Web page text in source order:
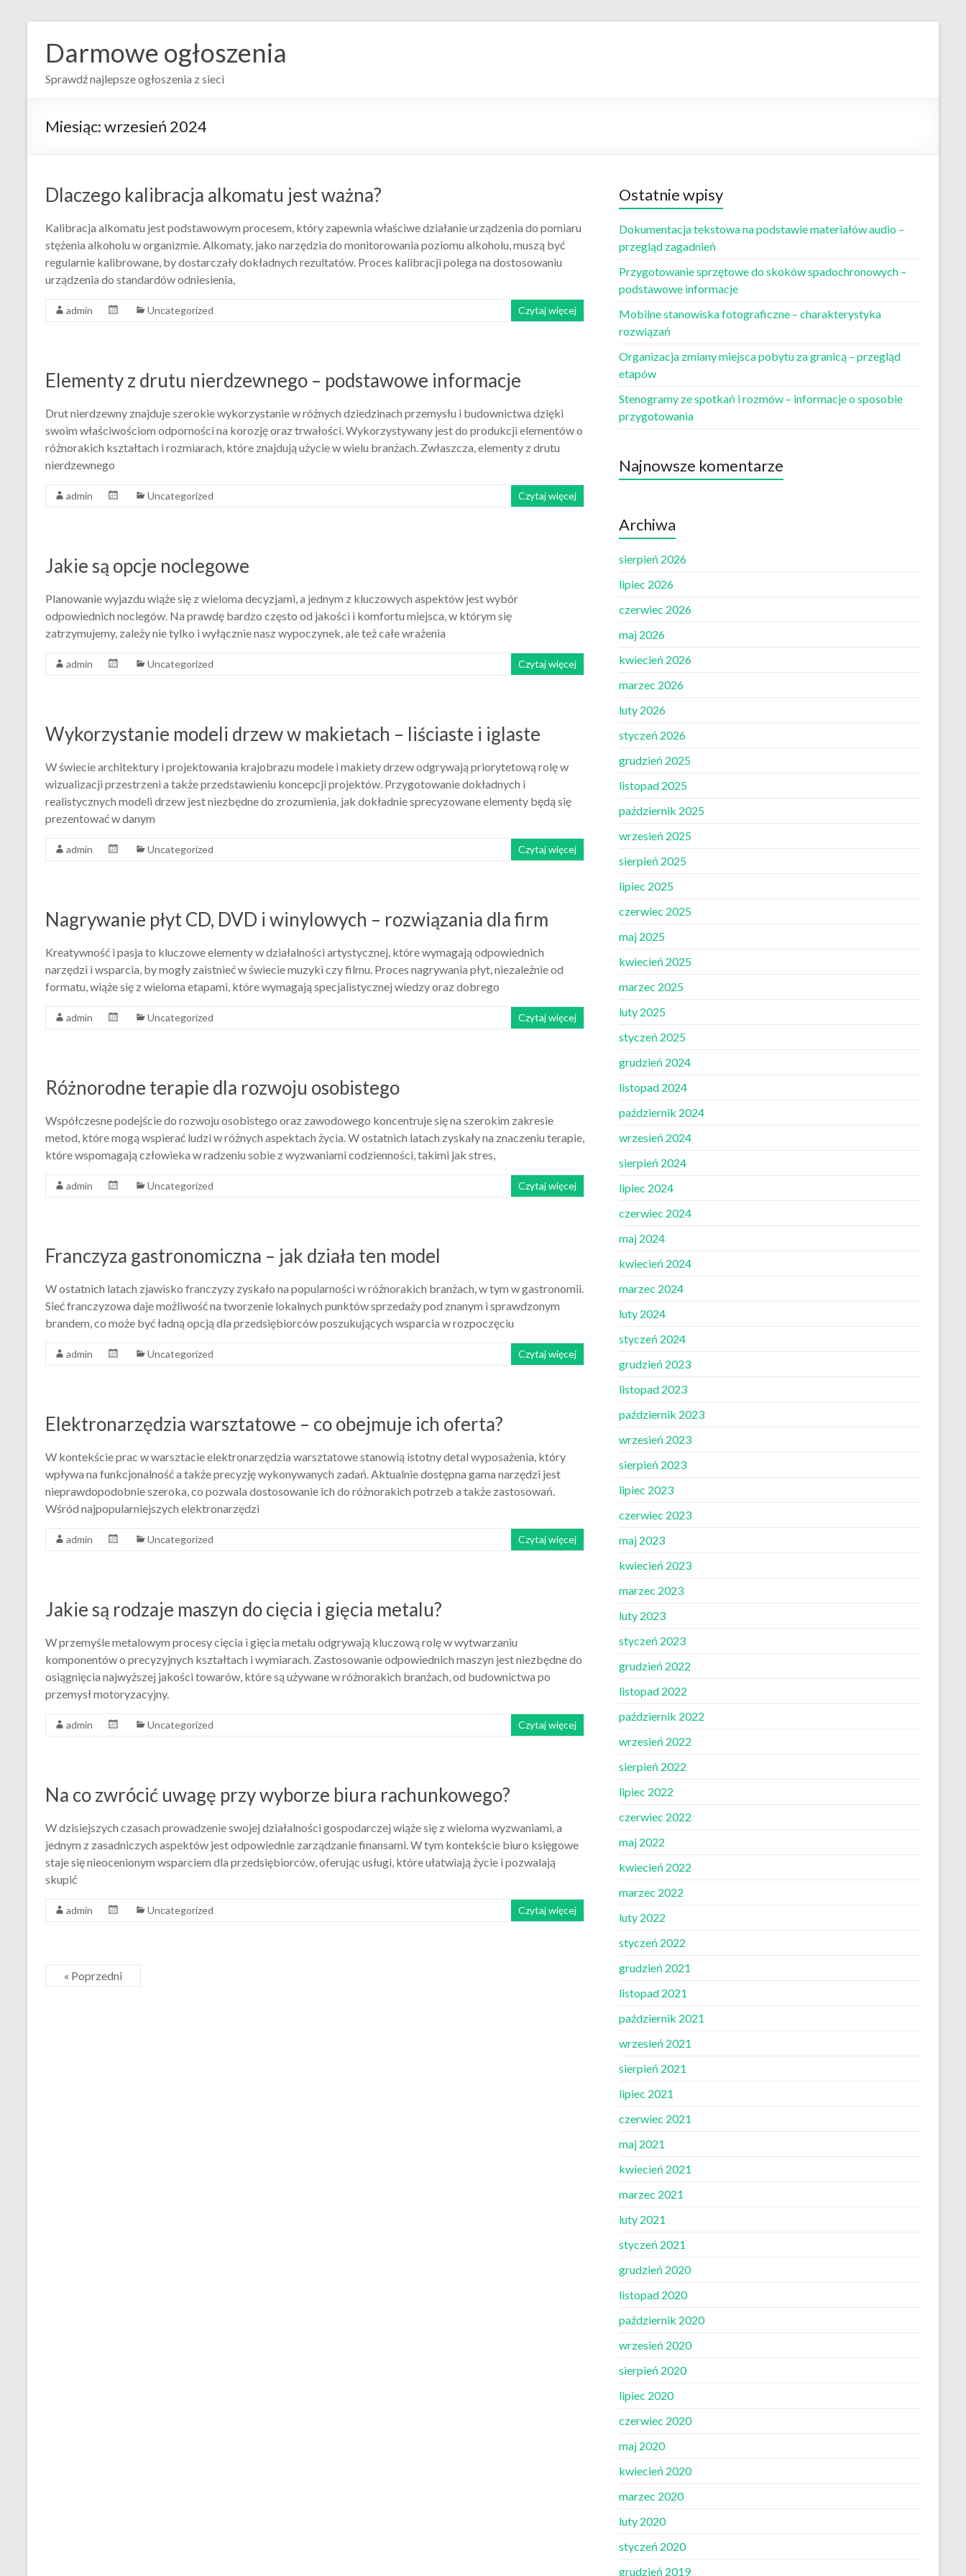
Darmowe ogłoszenia
Sprawdź najlepsze ogłoszenia z sieci
Miesiąc:wrzesień 2024
Dlaczego kalibracja alkomatu jest ważna?
Kalibracja alkomatu jest podstawowym procesem, który zapewnia właściwe działanie urządzenia do pomiaru
stężenia alkoholu w organizmie. Alkomaty, jako narzędzia do monitorowania poziomu alkoholu, muszą być
regularnie kalibrowane, by dostarczały dokładnych rezultatów. Proces kalibracji polega na dostosowaniu
urządzenia do standardów odniesienia,
admin Uncategorized Czytaj więcej
Elementy z drutu nierdzewnego – podstawowe informacje
Drut nierdzewny znajduje szerokie wykorzystanie w różnych dziedzinach przemysłu i budownictwa dzięki
swoim właściwościom odporności na korozję oraz trwałości. Wykorzystywany jest do produkcji elementów o
różnorakich kształtach i rozmiarach, które znajdują użycie w wielu branżach. Zwłaszcza, elementy z drutu
nierdzewnego
admin Uncategorized Czytaj więcej
Jakie są opcje noclegowe
Planowanie wyjazdu wiąże się z wieloma decyzjami, a jednym z kluczowych aspektów jest wybór
odpowiednich noclegów. Na prawdę bardzo często od jakości i komfortu miejsca, w którym się
zatrzymujemy, zależy nie tylko i wyłącznie nasz wypoczynek, ale też całe wrażenia
admin Uncategorized Czytaj więcej
Wykorzystanie modeli drzew w makietach – liściaste i iglaste
W świecie architektury i projektowania krajobrazu modele i makiety drzew odgrywają priorytetową rolę w
wizualizacji przestrzeni a także przedstawieniu koncepcji projektów. Przygotowanie dokładnych i
realistycznych modeli drzew jest niezbędne do zrozumienia, jak dokładnie sprecyzowane elementy będą się
prezentować w danym
admin Uncategorized Czytaj więcej
Nagrywanie płyt CD, DVD i winylowych – rozwiązania dla firm
Kreatywność i pasja to kluczowe elementy w działalności artystycznej, które wymagają odpowiednich
narzędzi i wsparcia, by mogły zaistnieć w świecie muzyki czy filmu. Proces nagrywania płyt, niezależnie od
formatu, wiąże się z wieloma etapami, które wymagają specjalistycznej wiedzy oraz dobrego
admin Uncategorized Czytaj więcej
Różnorodne terapie dla rozwoju osobistego
Współczesne podejście do rozwoju osobistego oraz zawodowego koncentruje się na szerokim zakresie
metod, które mogą wspierać ludzi w różnych aspektach życia. W ostatnich latach zyskały na znaczeniu terapie,
które wspomagają człowieka w radzeniu sobie z wyzwaniami codzienności, takimi jak stres,
admin Uncategorized Czytaj więcej
Franczyza gastronomiczna – jak działa ten model
W ostatnich latach zjawisko franczyzy zyskało na popularności w różnorakich branżach, w tym w gastronomii.
Sieć franczyzowa daje możliwość na tworzenie lokalnych punktów sprzedaży pod znanym i sprawdzonym
brandem, co może być ładną opcją dla przedsiębiorców poszukujących wsparcia w rozpoczęciu
admin Uncategorized Czytaj więcej
Elektronarzędzia warsztatowe – co obejmuje ich oferta?
W kontekście prac w warsztacie elektronarzędzia warsztatowe stanowią istotny detal wyposażenia, który
wpływa na funkcjonalność a także precyzję wykonywanych zadań. Aktualnie dostępna gama narzędzi jest
nieprawdopodobnie szeroka, co pozwala dostosowanie ich do różnorakich potrzeb a także zastosowań.
Wśród najpopularniejszych elektronarzędzi
admin Uncategorized Czytaj więcej
Jakie są rodzaje maszyn do cięcia i gięcia metalu?
W przemyśle metalowym procesy cięcia i gięcia metalu odgrywają kluczową rolę w wytwarzaniu
komponentów o precyzyjnych kształtach i wymiarach. Zastosowanie odpowiednich maszyn jest niezbędne do
osiągnięcia najwyższej jakości towarów, które są używane w różnorakich branżach, od budownictwa po
przemysł motoryzacyjny.
admin Uncategorized Czytaj więcej
Na co zwrócić uwagę przy wyborze biura rachunkowego?
W dzisiejszych czasach prowadzenie swojej działalności gospodarczej wiąże się z wieloma wyzwaniami, a
jednym z zasadniczych aspektów jest odpowiednie zarządzanie finansami. W tym kontekście biuro księgowe
staje się nieocenionym wsparciem dla przedsiębiorców, oferując usługi, które ułatwiają życie i pozwalają
skupić
admin Uncategorized Czytaj więcej
« Poprzedni
Ostatnie wpisy
Dokumentacja tekstowa na podstawie materiałów audio –
przegląd zagadnień
Przygotowanie sprzętowe do skoków spadochronowych –
podstawowe informacje
Mobilne stanowiska fotograficzne – charakterystyka
rozwiązań
Organizacja zmiany miejsca pobytu za granicą – przegląd
etapów
Stenogramy ze spotkań i rozmów – informacje o sposobie
przygotowania
Najnowsze komentarze
Archiwa
sierpień 2026
lipiec 2026
czerwiec 2026
maj 2026
kwiecień 2026
marzec 2026
luty 2026
styczeń 2026
grudzień 2025
listopad 2025
październik 2025
wrzesień 2025
sierpień 2025
lipiec 2025
czerwiec 2025
maj 2025
kwiecień 2025
marzec 2025
luty 2025
styczeń 2025
grudzień 2024
listopad 2024
październik 2024
wrzesień 2024
sierpień 2024
lipiec 2024
czerwiec 2024
maj 2024
kwiecień 2024
marzec 2024
luty 2024
styczeń 2024
grudzień 2023
listopad 2023
październik 2023
wrzesień 2023
sierpień 2023
lipiec 2023
czerwiec 2023
maj 2023
kwiecień 2023
marzec 2023
luty 2023
styczeń 2023
grudzień 2022
listopad 2022
październik 2022
wrzesień 2022
sierpień 2022
lipiec 2022
czerwiec 2022
maj 2022
kwiecień 2022
marzec 2022
luty 2022
styczeń 2022
grudzień 2021
listopad 2021
październik 2021
wrzesień 2021
sierpień 2021
lipiec 2021
czerwiec 2021
maj 2021
kwiecień 2021
marzec 2021
luty 2021
styczeń 2021
grudzień 2020
listopad 2020
październik 2020
wrzesień 2020
sierpień 2020
lipiec 2020
czerwiec 2020
maj 2020
kwiecień 2020
marzec 2020
luty 2020
styczeń 2020
grudzień 2019